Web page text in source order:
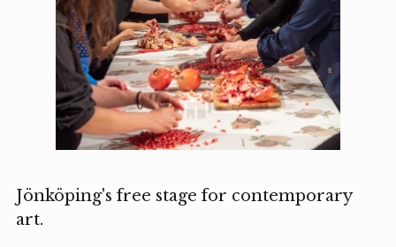
Jönköping's free stage for contemporary
art.